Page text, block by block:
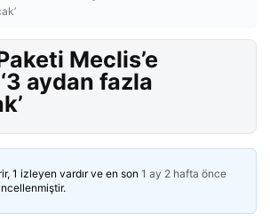
Meclis’e
aydan fazla
1 izleyen vardır ve en son 1 ay 2 hafta önce